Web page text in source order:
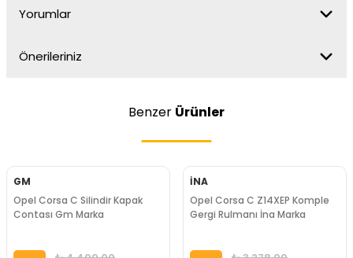
Yorumlar
Önerileriniz
Benzer Ürünler
GM
Opel Corsa C Silindir Kapak
Contası Gm Marka
İNA
Opel Corsa C Z14XEP Komple
Gergi Rulmanı İna Marka